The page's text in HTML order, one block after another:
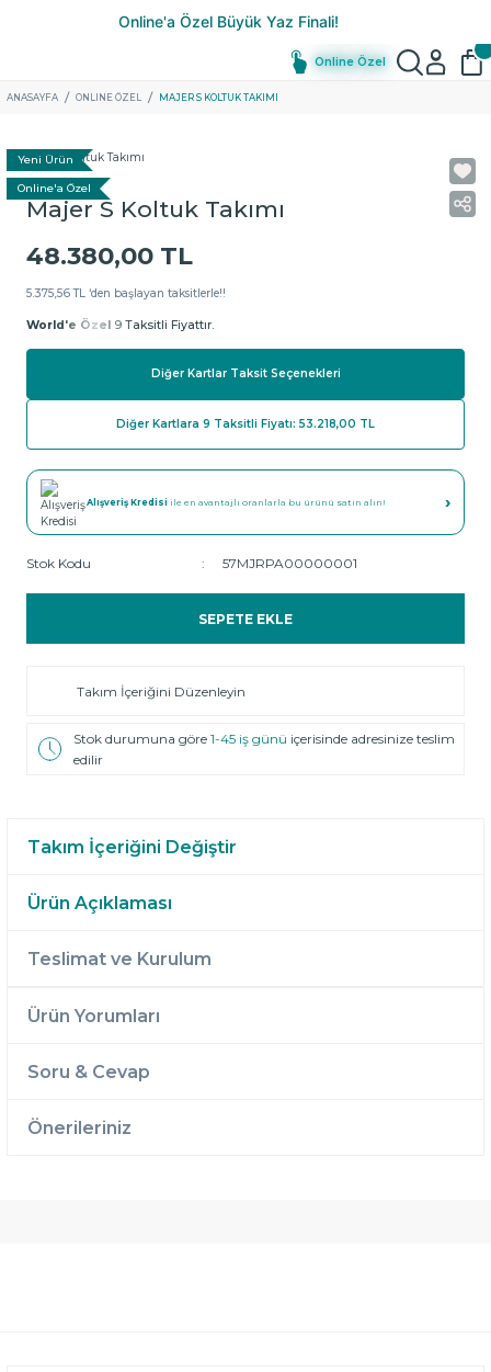
Online Özel
ANASAYFA ONLINE ÖZEL MAJER S KOLTUK TAKIMI
Yeni Ürün
Online'a Özel
Majer S Koltuk Takımı
48.380,00 TL
5.375,56 TL ‘den başlayan taksitlerle!!
World'e Özel 9 Taksitli Fiyattır.
Diğer Kartlar Taksit Seçenekleri
Diğer Kartlara 9 Taksitli Fiyatı: 53.218,00 TL
Alışveriş Kredisi ile en avantajlı oranlarla bu ürünü satın alın! ›
Stok Kodu 57MJRPA00000001
SEPETE EKLE
Takım İçeriğini Düzenleyin
Stok durumuna göre1-45 iş günü içerisinde adresinize teslim
edilir
Takım İçeriğini Değiştir
Ürün Açıklaması
Teslimat ve Kurulum
Ürün Yorumları
Soru & Cevap
Önerileriniz